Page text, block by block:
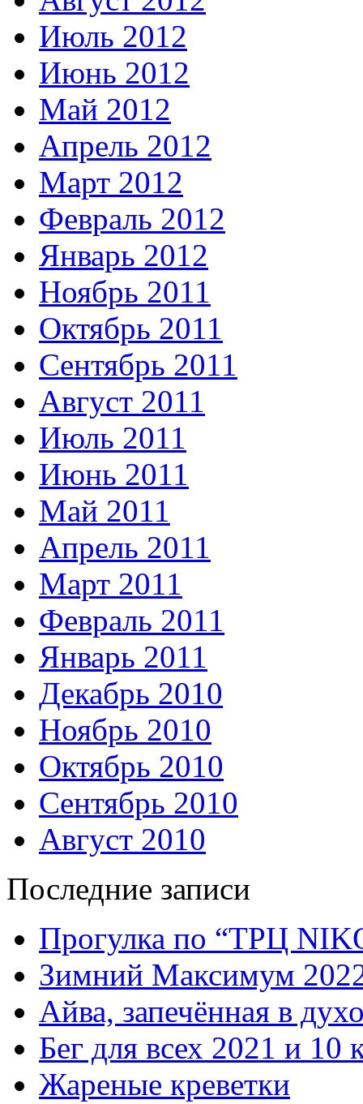
Июль 2012
Июнь 2012
Май 2012
Апрель 2012
Март 2012
Февраль 2012
Январь 2012
Ноябрь 2011
Октябрь 2011
Сентябрь 2011
Август 2011
Июль 2011
Июнь 2011
Май 2011
Апрель 2011
Март 2011
Февраль 2011
Январь 2011
Декабрь 2010
Ноябрь 2010
Октябрь 2010
Сентябрь 2010
Август 2010
Последние записи
Прогулка по “ТРЦ
Зимний Максимум
Айва, запечённая в
Бег для всех 2021 и 10
Жареные креветки